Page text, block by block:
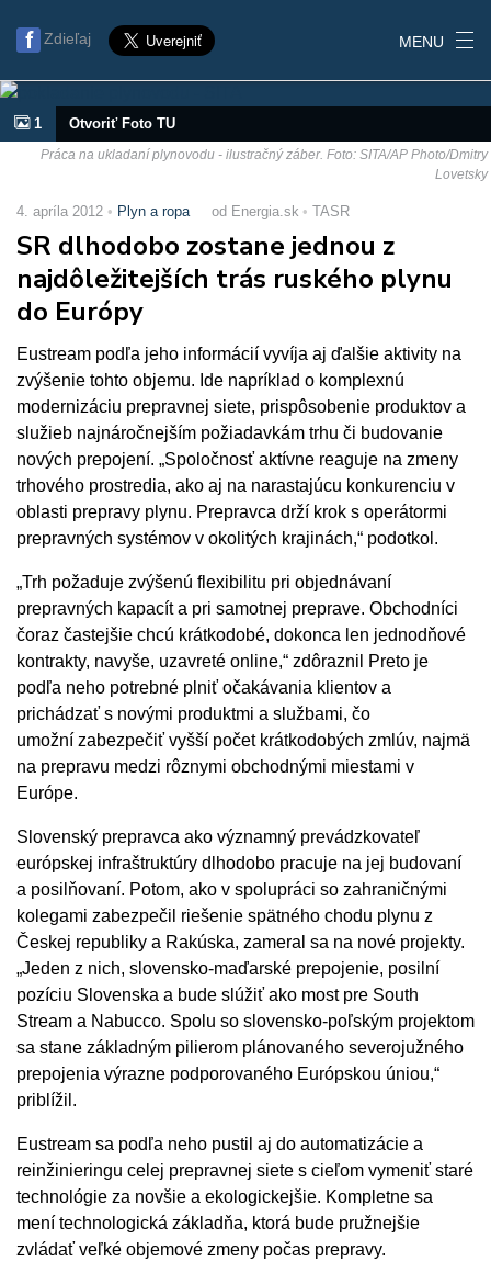
Zdieľaj MENU
1 Otvoriť Foto TU
Práca na ukladaní plynovodu - ilustračný záber. Foto: SITA/AP Photo/Dmitry
Lovetsky
4. apríla 2012 Plyn a ropa od Energia.sk TASR
SR dlhodobo zostane jednou z
najdôležitejších trás ruského plynu
do Európy
Eustream podľa jeho informácií vyvíja aj ďalšie aktivity na
zvýšenie tohto objemu. Ide napríklad o komplexnú
modernizáciu prepravnej siete, prispôsobenie produktov a
služieb najnáročnejším požiadavkám trhu či budovanie
nových prepojení. „Spoločnosť aktívne reaguje na zmeny
trhového prostredia, ako aj na narastajúcu konkurenciu v
oblasti prepravy plynu. Prepravca drží krok s operátormi
prepravných systémov v okolitých krajinách,“ podotkol.
„Trh požaduje zvýšenú flexibilitu pri objednávaní
prepravných kapacít a pri samotnej preprave. Obchodníci
čoraz častejšie chcú krátkodobé, dokonca len jednodňové
kontrakty, navyše, uzavreté online,“ zdôraznil Preto je
podľa neho potrebné plniť očakávania klientov a
prichádzať s novými produktmi a službami, čo
umožní zabezpečiť vyšší počet krátkodobých zmlúv, najmä
na prepravu medzi rôznymi obchodnými miestami v
Európe.
Slovenský prepravca ako významný prevádzkovateľ
európskej infraštruktúry dlhodobo pracuje na jej budovaní
a posilňovaní. Potom, ako v spolupráci so zahraničnými
kolegami zabezpečil riešenie spätného chodu plynu z
Českej republiky a Rakúska, zameral sa na nové projekty.
„Jeden z nich, slovensko-maďarské prepojenie, posilní
pozíciu Slovenska a bude slúžiť ako most pre South
Stream a Nabucco. Spolu so slovensko-poľským projektom
sa stane základným pilierom plánovaného severojužného
prepojenia výrazne podporovaného Európskou úniou,“
priblížil.
Eustream sa podľa neho pustil aj do automatizácie a
reinžinieringu celej prepravnej siete s cieľom vymeniť staré
technológie za novšie a ekologickejšie. Kompletne sa
mení technologická základňa, ktorá bude pružnejšie
zvládať veľké objemové zmeny počas prepravy.